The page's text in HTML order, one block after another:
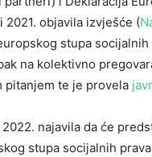
objavila izvješće (
stupa
na kolektivno
pitanjem te je provela
najavila da će
stupa socijalnih